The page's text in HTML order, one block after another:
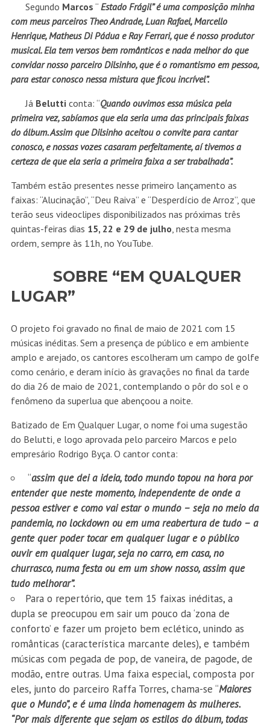
Segundo Marcos “ Estado Frágil” é uma composição minha
com meus parceiros Theo Andrade, Luan Rafael, Marcello
Henrique, Matheus Di Pádua e Ray Ferrari, que é nosso produtor
musical. Ela tem versos bem românticos e nada melhor do que
convidar nosso parceiro Dilsinho, que é o romantismo em pessoa,
para estar conosco nessa mistura que ficou incrível”.
Já Belutticonta: “Quando ouvimos essa música pela
primeira vez, sabíamos que ela seria uma das principais faixas
do álbum. Assim que Dilsinho aceitou o convite para cantar
conosco, e nossas vozes casaram perfeitamente, aí tivemos a
certeza de que ela seria a primeira faixa a ser trabalhada”.
Também estão presentes nesse primeiro lançamento as
faixas: “Alucinação”, “Deu Raiva” e “Desperdício de Arroz”, que
terão seus videoclipes disponibilizados nas próximas três
quintas-feiras dias 15, 22 e 29 de julho, nesta mesma
ordem, sempre às 11h, no YouTube.
SOBRE “EM QUALQUER
LUGAR”
O projeto foi gravado no final de maio de 2021 com 15
músicas inéditas. Sem a presença de público e em ambiente
amplo e arejado, os cantores escolheram um campo de golfe
como cenário, e deram início às gravações no final da tarde
do dia 26 de maio de 2021, contemplando o pôr do sol e o
fenômeno da superlua que abençoou a noite.
Batizado de Em Qualquer Lugar, o nome foi uma sugestão
do Belutti, e logo aprovada pelo parceiro Marcos e pelo
empresário Rodrigo Byça. O cantor conta:
“assim que dei a ideia, todo mundo topou na hora por
entender que neste momento, independente de onde a
pessoa estiver e como vai estar o mundo – seja no meio da
pandemia, no lockdown ou em uma reabertura de tudo – a
gente quer poder tocar em qualquer lugar e o público
ouvir em qualquer lugar, seja no carro, em casa, no
churrasco, numa festa ou em um show nosso, assim que
tudo melhorar”.
Para o repertório, que tem 15 faixas inéditas, a
dupla se preocupou em sair um pouco da ‘zona de
conforto’ e fazer um projeto bem eclético, unindo as
românticas (característica marcante deles), e também
músicas com pegada de pop, de vaneira, de pagode, de
modão, entre outras. Uma faixa especial, composta por
eles, junto do parceiro Raffa Torres, chama-se “Maiores
que o Mundo”, e é uma linda homenagem às mulheres.
“Por mais diferente que sejam os estilos do álbum, todas